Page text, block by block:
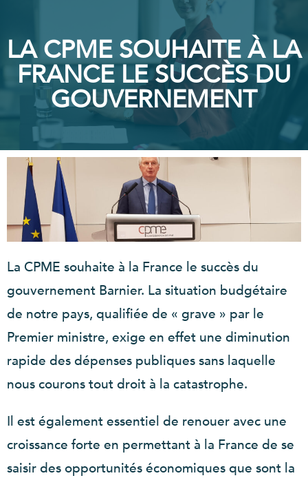
LA CPME SOUHAITE À LA
FRANCE LE SUCCÈS DU
GOUVERNEMENT
La CPME souhaite à la France le succès du
gouvernement Barnier. La situation budgétaire
de notre pays, qualifiée de « grave » par le
Premier ministre, exige en effet une diminution
rapide des dépenses publiques sans laquelle
nous courons tout droit à la catastrophe.
Il est également essentiel de renouer avec une
croissance forte en permettant à la France de se
saisir des opportunités économiques que sont la